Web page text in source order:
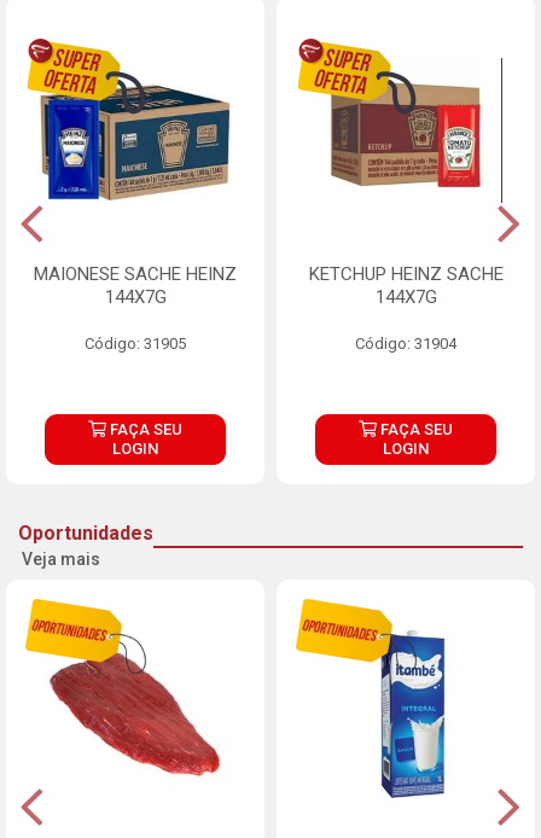
MAIONESE SACHE HEINZ
144X7G
Código: 31905
FAÇA SEU
LOGIN
KETCHUP HEINZ SACHE
144X7G
Código: 31904
FAÇA SEU
LOGIN
Oportunidades
Veja mais